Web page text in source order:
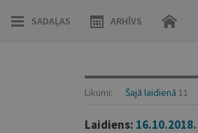
SADAĻAS ARHĪVS
Likumi: Šajā laidienā 11
Laidiens: